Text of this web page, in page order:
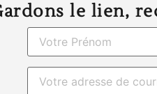
le lien,